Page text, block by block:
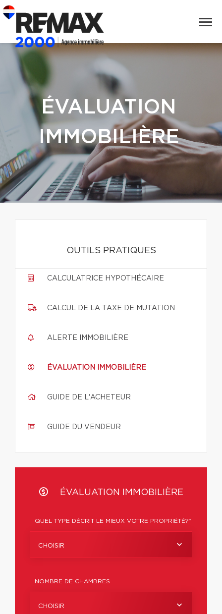
ÉVALUATION
IMMOBILIÈRE
OUTILS PRATIQUES
CALCULATRICE HYPOTHÉCAIRE
CALCUL DE LA TAXE DE MUTATION
ALERTE IMMOBILIÈRE
ÉVALUATION IMMOBILIÈRE
GUIDE DE L'ACHETEUR
GUIDE DU VENDEUR
ÉVALUATION IMMOBILIÈRE
QUEL TYPE DÉCRIT LE MIEUX VOTRE PROPRIÉTÉ?*
CHOISIR
NOMBRE DE CHAMBRES
CHOISIR